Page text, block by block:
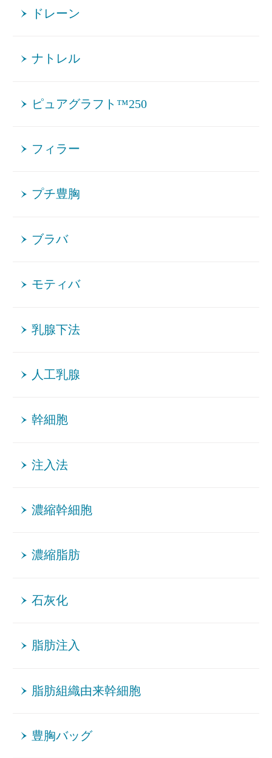
ドレーン
ナトレル
ピュアグラフト™250
フィラー
プチ豊胸
ブラバ
モティバ
乳腺下法
人工乳腺
幹細胞
注入法
濃縮幹細胞
濃縮脂肪
石灰化
脂肪注入
脂肪組織由来幹細胞
豊胸バッグ